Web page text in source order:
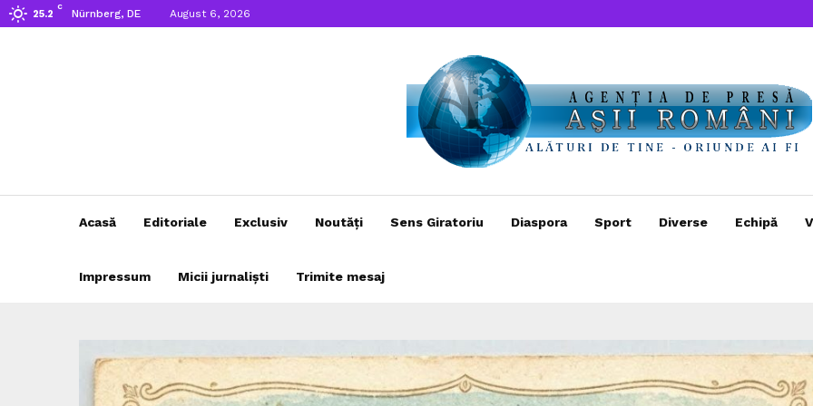
25.2
C
Nürnberg, DE August 6, 2026
Acasă Editoriale Exclusiv Noutăți Sens Giratoriu Diaspora Sport Diverse Echipă
Impressum Micii jurnaliști Trimite mesaj